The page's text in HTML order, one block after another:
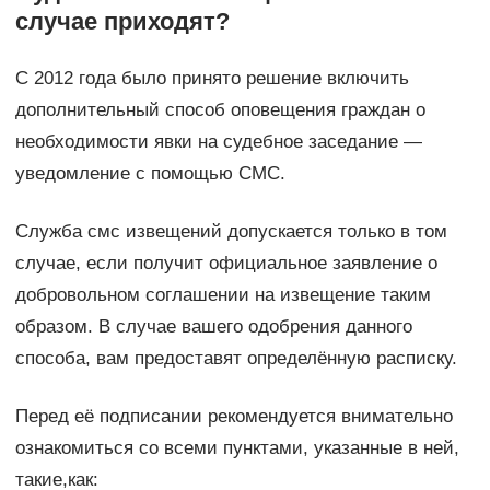
случае приходят?
С 2012 года было принято решение включить
дополнительный способ оповещения граждан о
необходимости явки на судебное заседание —
уведомление с помощью СМС.
Служба смс извещений допускается только в том
случае, если получит официальное заявление о
добровольном соглашении на извещение таким
образом. В случае вашего одобрения данного
способа, вам предоставят определённую расписку.
Перед её подписании рекомендуется внимательно
ознакомиться со всеми пунктами, указанные в ней,
такие,как: